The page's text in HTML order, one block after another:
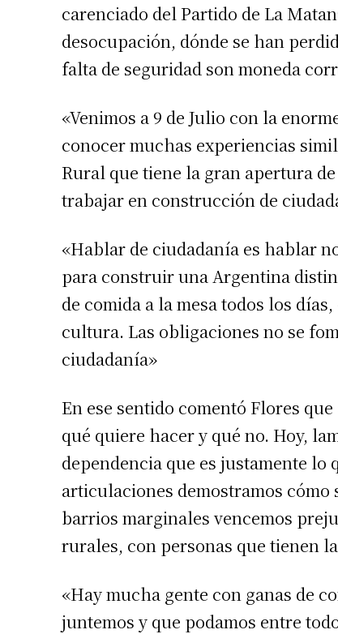
carenciado del Partido de La
desocupación, dónde se han
falta de seguridad son moneda
«Venimos a 9 de Julio con la
conocer muchas experiencias
Rural que tiene la gran apertura
trabajar en construcción de
«Hablar de ciudadanía es hablar
para construir una Argentina
de comida a la mesa todos los
cultura. Las obligaciones no se
ciudadanía»
En ese sentido comentó Flores
qué quiere hacer y qué no. Hoy,
dependencia que es justamente lo
articulaciones demostramos cómo
barrios marginales vencemos
rurales, con personas que tienen
«Hay mucha gente con ganas de
juntemos y que podamos entre